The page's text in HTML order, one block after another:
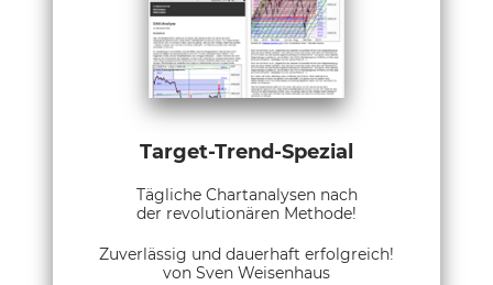
Target-Trend-Spezial
Tägliche Chartanalysen nach
der revolutionären Methode!
Zuverlässig und dauerhaft erfolgreich!
von Sven Weisenhaus